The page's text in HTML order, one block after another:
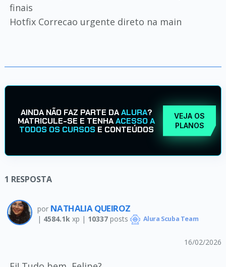
finais
Hotfix Correcao urgente direto na main
AINDA NÃO FAZ PARTE DAALURA?
MATRICULE-SE E TENHAACESSO A
TODOS OS CURSOS E CONTEÚDOS
VEJA OS
PLANOS
1 RESPOSTA
por NATHALIA QUEIROZ
| 4584.1k xp | 10337posts Alura Scuba Team
16/02/2026